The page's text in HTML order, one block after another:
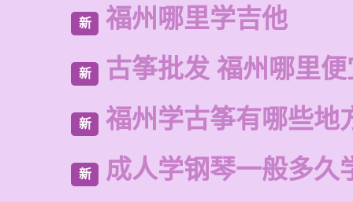
新 福州哪里学吉他
新 古筝批发 福州哪里
新 福州学古筝有哪些地
新 成人学钢琴一般多久